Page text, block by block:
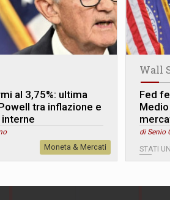
al 3,75%: ultima
tra inflazione e
Moneta & Mercati
Wall
Fed
di Senio
STATI